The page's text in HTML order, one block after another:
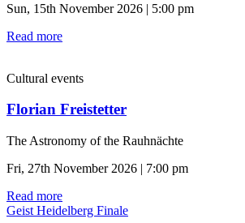
Sun, 15th November 2026 | 5:00 pm
Read more
Cultural events
Florian Freistetter
The Astronomy of the Rauhnächte
Fri, 27th November 2026 | 7:00 pm
Read more
Geist Heidelberg Finale